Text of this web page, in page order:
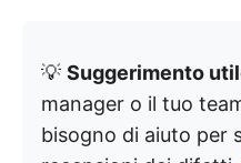
💡 Suggerimento
manager o il tuo
bisogno di aiuto per